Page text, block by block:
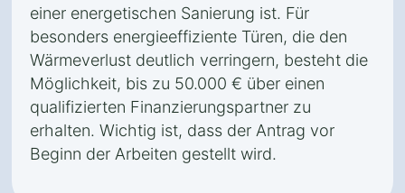
einer energetischen Sanierung ist. Für
besonders energieeffiziente Türen, die den
Wärmeverlust deutlich verringern, besteht die
Möglichkeit, bis zu 50.000 € über einen
qualifizierten Finanzierungspartner zu
erhalten. Wichtig ist, dass der Antrag vor
Beginn der Arbeiten gestellt wird.